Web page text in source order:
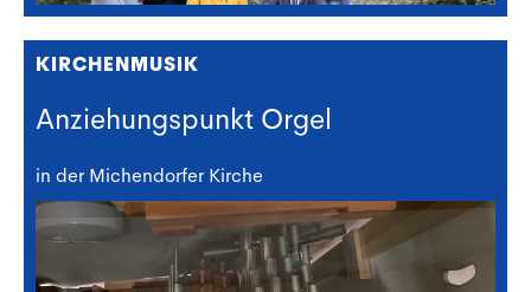
KIRCHENMUSIK
Anziehungspunkt Orgel
in der Michendorfer Kirche